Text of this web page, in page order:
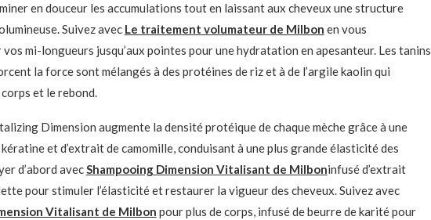
en douceur les accumulations tout en laissant aux cheveux une structure
Suivez avec Le traitement volumateur de Milbon en vous
mi-longueurs jusqu’aux pointes pour une hydratation en apesanteur. Les tanins
la force sont mélangés à des protéines de riz et à de l’argile kaolin qui
et le rebond.
Dimension augmente la densité protéique de chaque mèche grâce à une
et d’extrait de camomille, conduisant à une plus grande élasticité des
d’abord avecShampooing Dimension Vitalisant de Milboninfusé d’extrait
pour stimuler l’élasticité et restaurer la vigueur des cheveux. Suivez avec
Vitalisant de Milbon pour plus de corps, infusé de beurre de karité pour